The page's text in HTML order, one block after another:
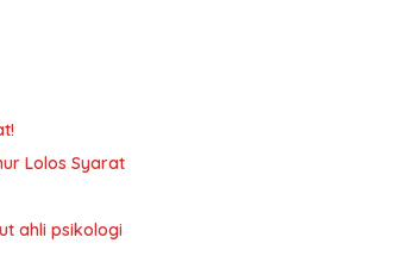
Lolos Syarat
ahli psikologi